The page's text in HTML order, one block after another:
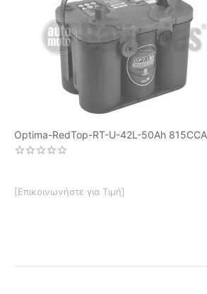
Optima-RedTop-RT-U-42L-50Ah 815CCA
[Επικοινωνήστε για Τιμή]